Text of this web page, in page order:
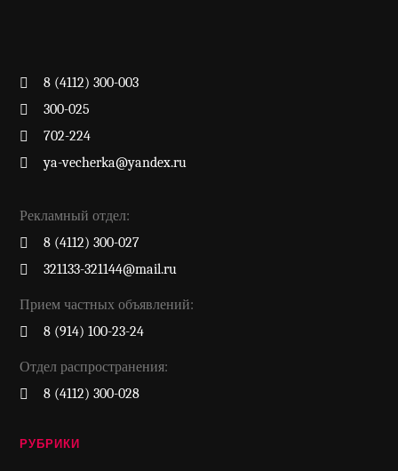
8 (4112) 300-003
300-025
702-224
ya-vecherka@yandex.ru
Рекламный отдел:
8 (4112) 300-027
321133-321144@mail.ru
Прием частных объявлений:
8 (914) 100-23-24
Отдел распространения:
8 (4112) 300-028
РУБРИКИ